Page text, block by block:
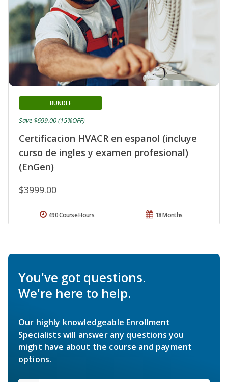
Certificacion HVACR en espanol (incluye
curso de ingles y examen profesional)
(EnGen)
BUNDLE
$3999.00
Save $699.00 (15%OFF)
18 Months
490 Course Hours
You've got questions.
We're here to help.
Our highly knowledgeable Enrollment
Specialists will answer any questions you
might have about the course and payment
options.